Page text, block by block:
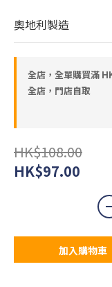
奧地利製造
全店，全單購買滿
全店，門店自取
HK$108.00
HK$97.00
加入購物車